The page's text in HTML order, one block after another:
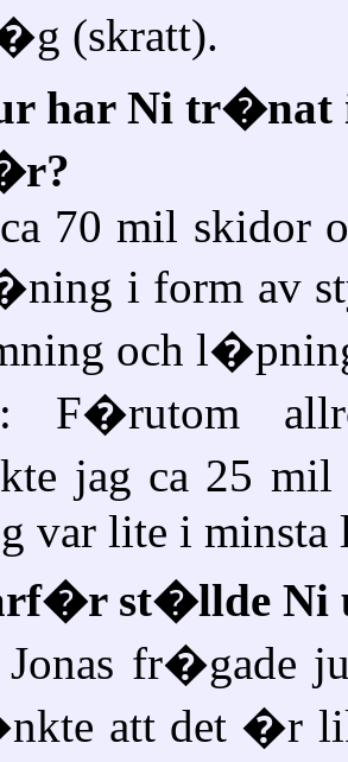
(skratt).
har Ni
70 mil skidor
i form av
och
F�rutom
jag ca 25 mil
var lite i minsta
st�llde Ni
Jonas fr�gade
att det �r